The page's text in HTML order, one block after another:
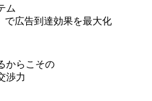
ム
で広告到達効果を最大化
からこその
渉力